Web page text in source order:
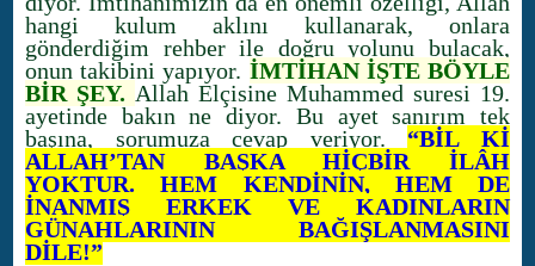
hangi kulum aklını kullanarak, onlara
gönderdiğim rehber ile doğru yolunu bulacak,
onun takibini yapıyor. İMTİHAN İŞTE BÖYLE
BİR ŞEY. Allah Elçisine Muhammed suresi 19.
ayetinde bakın ne diyor. Bu ayet sanırım tek
başına, sorumuza cevap veriyor. “BİL Kİ
ALLAH’TAN BAŞKA HİÇBİR İLÂH
YOKTUR. HEM KENDİNİN, HEM DE
İNANMIŞ ERKEK VE KADINLARIN
GÜNAHLARININ BAĞIŞLANMASINI
DİLE!”